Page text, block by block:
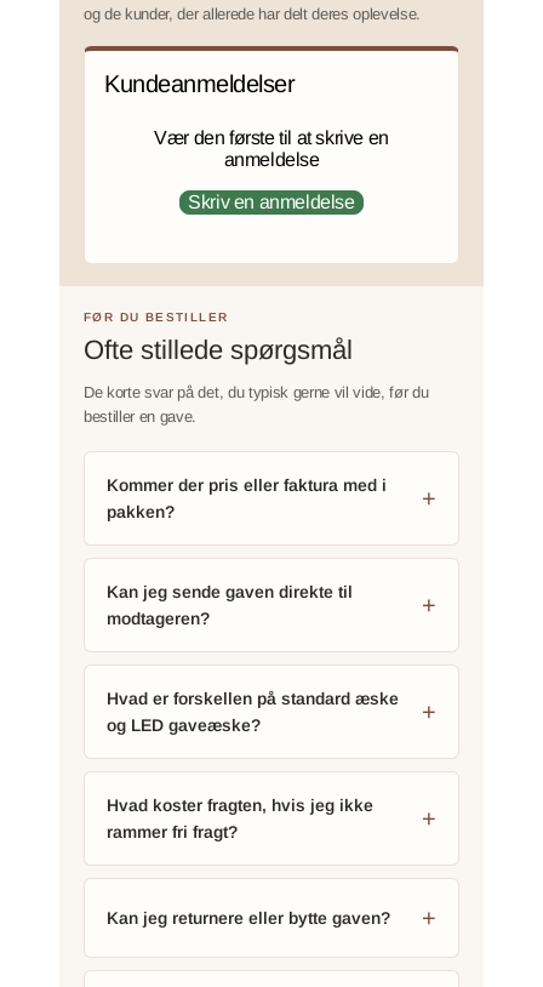
og de kunder, der allerede har delt deres oplevelse.
Kundeanmeldelser
Vær den første til at skrive en
anmeldelse
Skriv en anmeldelse
FØR DU BESTILLER
Ofte stillede spørgsmål
De korte svar på det, du typisk gerne vil vide, før du
bestiller en gave.
Kommer der pris eller faktura med i
pakken?
Kan jeg sende gaven direkte til
modtageren?
Hvad er forskellen på standard æske
og LED gaveæske?
Hvad koster fragten, hvis jeg ikke
rammer fri fragt?
Kan jeg returnere eller bytte gaven?